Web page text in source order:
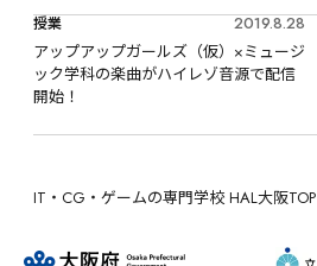
授業
2019.8.28
アップアップガールズ（仮）×ミュージ
ック学科の楽曲がハイレゾ音源で配信
開始！
IT・CG・ゲームの専門学校 HAL大阪TOP